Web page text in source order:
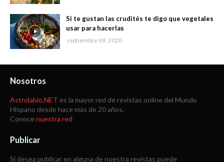
Si te gustan las crudités te digo que vegetales
usar para hacerlas
septiembre 09, 2020
Nosotros
Astrolabio.NET es la mayor red de revistas online del Mundo
Hispano desde hace más de 20 años.
Conoce nuestra red
Publicar
Si desea publicar en alguna de nuestra revistas puede